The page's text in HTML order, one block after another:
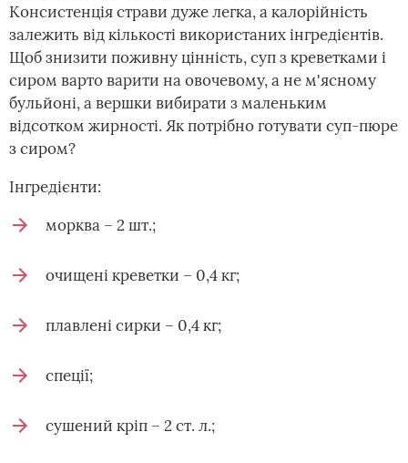
Консистенція страви дуже легка, а калорійність
залежить від кількості використаних інгредієнтів.
Щоб знизити поживну цінність, суп з креветками і
сиром варто варити на овочевому, а не м'ясному
бульйоні, а вершки вибирати з маленьким
відсотком жирності. Як потрібно готувати суп-пюре
з сиром?
Інгредієнти:
морква – 2 шт.;
очищені креветки – 0,4 кг;
плавлені сирки – 0,4 кг;
спеції;
сушений кріп – 2 ст. л.;